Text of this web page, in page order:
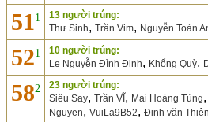
511
13 người trúng:
Thư Sinh, Trần Vim, Nguyễn Toàn
521
10 người trúng:
Le Nguyễn Đình Định, Khổng Quỳ,
582
23 người trúng:
Siêu Say, Trần VĨ , Mai Hoàng Tùng,
Nguyen, VuiLa9B52, Đinh văn Thiên